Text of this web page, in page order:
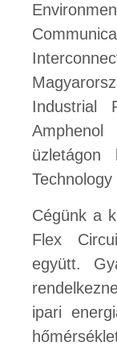
Industrial
Cégünk a
Flex
együtt.
ipari